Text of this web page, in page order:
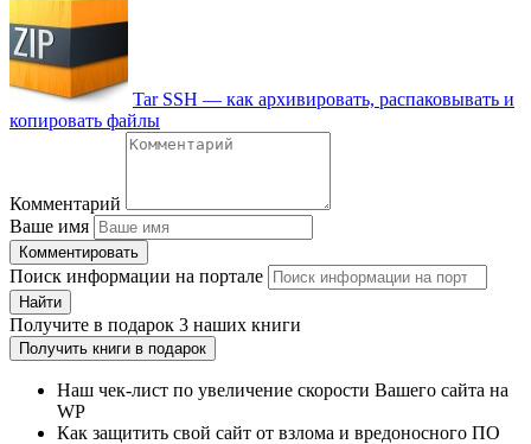
Tar SSH — как архивировать, распаковывать и
копировать файлы
Комментарий
Ваше имя
Комментировать
Поиск информации на портале
Найти
Получите в подарок 3 наших книги
Получить книги в подарок
Наш чек-лист по увеличение скорости Вашего сайта на
WP
Как защитить свой сайт от взлома и вредоносного ПО